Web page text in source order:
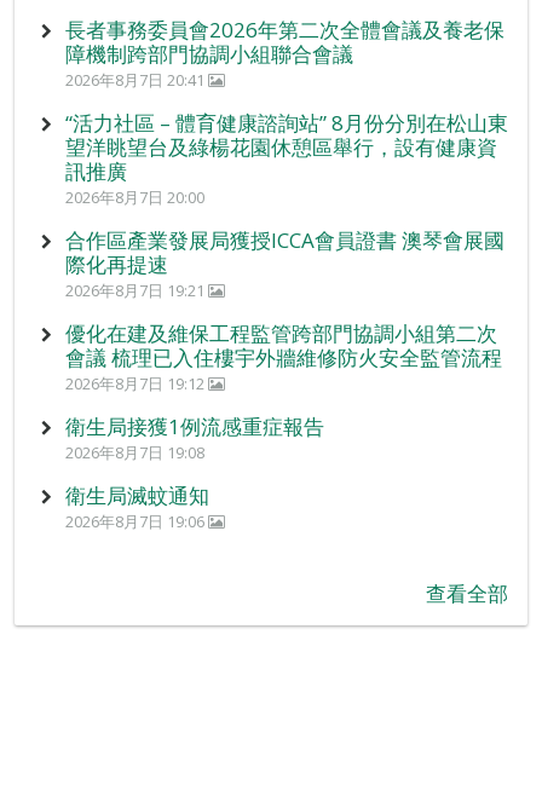
長者事務委員會2026年第二次全體會議及養老保
障機制跨部門協調小組聯合會議
2026年8月7日 20:41
“活力社區 – 體育健康諮詢站” 8月份分別在松山東
望洋眺望台及綠楊花園休憩區舉行，設有健康資
訊推廣
2026年8月7日 20:00
合作區產業發展局獲授ICCA會員證書 澳琴會展國
際化再提速
2026年8月7日 19:21
優化在建及維保工程監管跨部門協調小組第二次
會議 梳理已入住樓宇外牆維修防火安全監管流程
2026年8月7日 19:12
衛生局接獲1例流感重症報告
2026年8月7日 19:08
衛生局滅蚊通知
2026年8月7日 19:06
查看全部